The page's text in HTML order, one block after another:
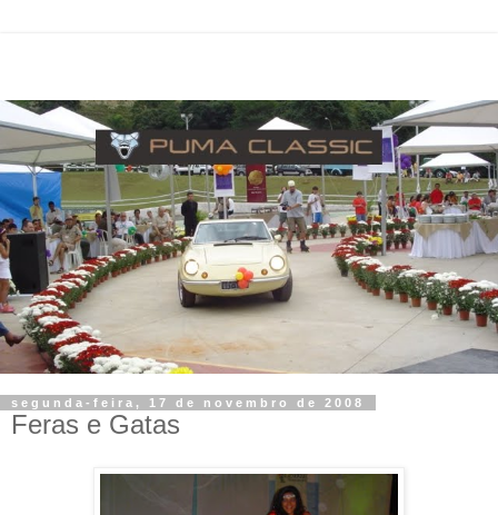
segunda-feira, 17 de novembro de 2008
Feras e Gatas